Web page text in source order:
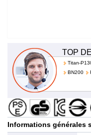
TOP
Titan-
BN200
Informations générales